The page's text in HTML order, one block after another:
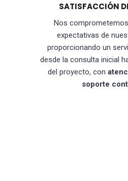
SATISFACCIÓN
Nos
expectativas de
proporcionando un
desde la consulta inicial
del proyecto, con
soporte